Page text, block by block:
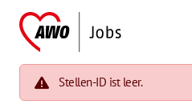
Stellen-ID ist leer.